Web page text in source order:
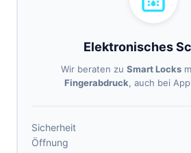
Elektronisches
Wir beraten zu Smart Locks
Fingerabdruck, auch bei
Sicherheit
Öffnung